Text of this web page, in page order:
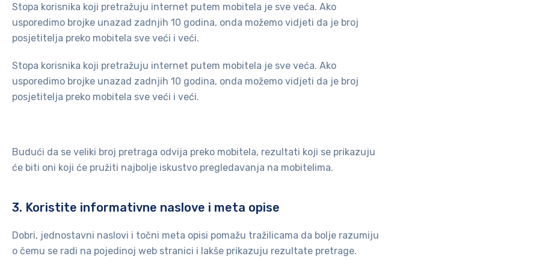
Stopa korisnika koji pretražuju internet putem mobitela je sve veća. Ako
usporedimo brojke unazad zadnjih 10 godina, onda možemo vidjeti da je broj
posjetitelja preko mobitela sve veći i veći.
Stopa korisnika koji pretražuju internet putem mobitela je sve veća. Ako
usporedimo brojke unazad zadnjih 10 godina, onda možemo vidjeti da je broj
posjetitelja preko mobitela sve veći i veći.
Budući da se veliki broj pretraga odvija preko mobitela, rezultati koji se prikazuju
će biti oni koji će pružiti najbolje iskustvo pregledavanja na mobitelima.
3. Koristite informativne naslove i meta opise
Dobri, jednostavni naslovi i točni meta opisi pomažu tražilicama da bolje razumiju
o čemu se radi na pojedinoj web stranici i lakše prikazuju rezultate pretrage.